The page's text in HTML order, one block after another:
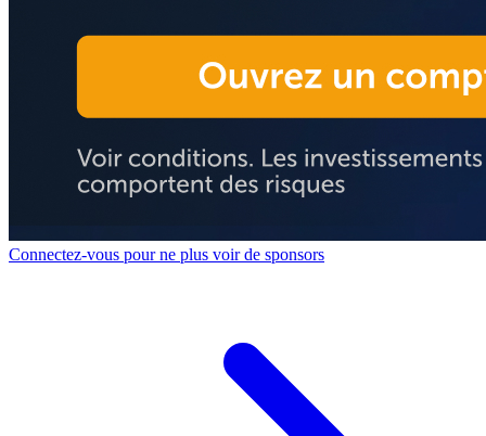
Connectez-vous pour ne plus voir de sponsors